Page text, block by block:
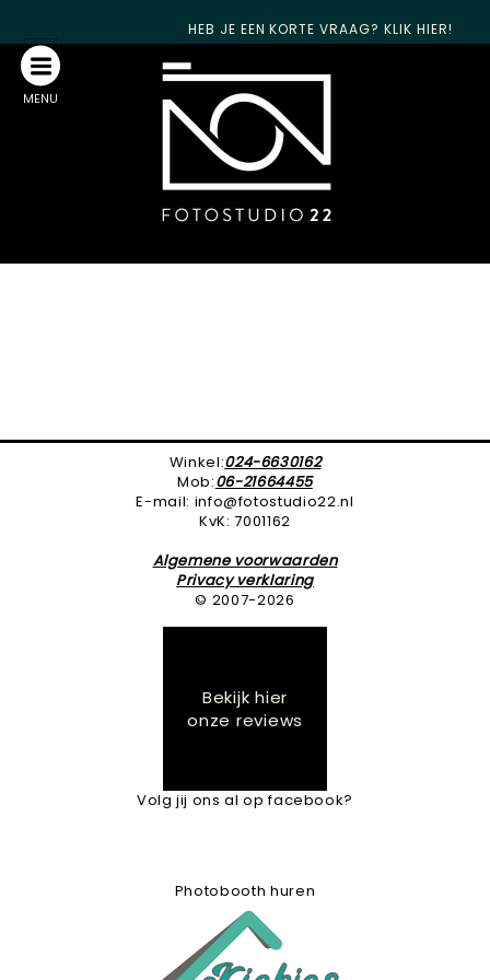
MENU
HEB JE EEN KORTE VRAAG? KLIK HIER!
Winkel:024-6630162
Mob:06-21664455
E-mail: info@fotostudio22.nl
KvK: 7001162
Algemene voorwaarden
Privacy verklaring
© 2007-2026
Bekijk hier
onze reviews
Volg jij ons al op facebook?
Photobooth huren